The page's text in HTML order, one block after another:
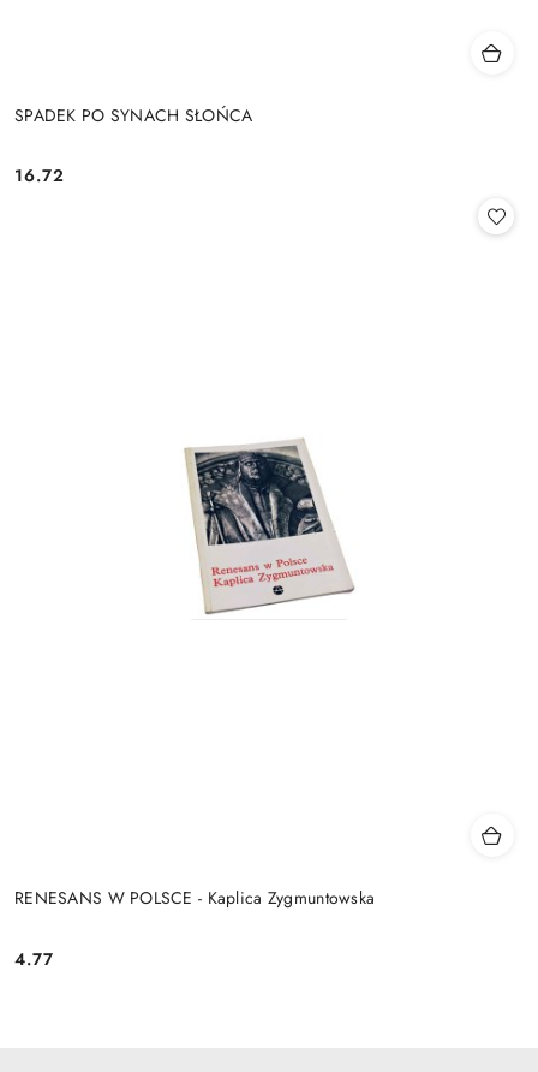
SPADEK PO SYNACH SŁOŃCA
Cena:
16.72
RENESANS W POLSCE - Kaplica Zygmuntowska
Cena:
4.77